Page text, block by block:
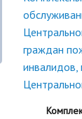
граждан